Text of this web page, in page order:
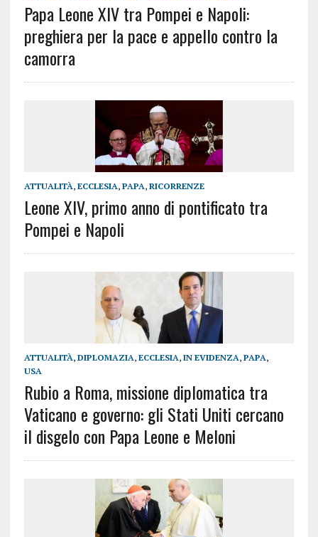
Papa Leone XIV tra Pompei e Napoli:
preghiera per la pace e appello contro la
camorra
ATTUALITÀ, ECCLESIA, PAPA, RICORRENZE
Leone XIV, primo anno di pontificato tra
Pompei e Napoli
ATTUALITÀ, DIPLOMAZIA, ECCLESIA, IN EVIDENZA, PAPA,
USA
Rubio a Roma, missione diplomatica tra
Vaticano e governo: gli Stati Uniti cercano
il disgelo con Papa Leone e Meloni